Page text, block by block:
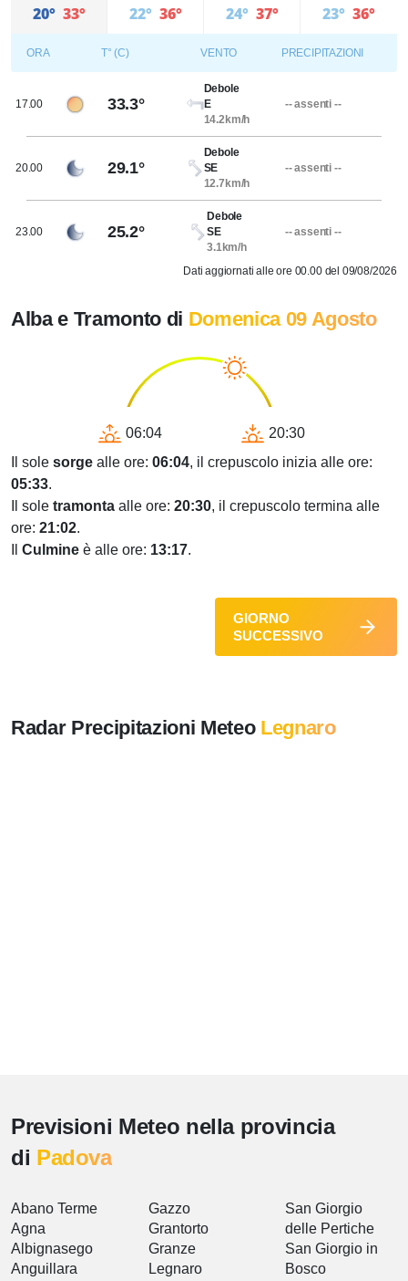
20° 33° 22° 36° 24° 37° 23° 36°
ORA T° (C) VENTO PRECIPITAZIONI
17.00 33.3°
Debole
E
14.2km/h
-- assenti --
20.00 29.1°
Debole
SE
12.7km/h
-- assenti --
23.00 25.2°
Debole
SE
3.1km/h
-- assenti --
Dati aggiornati alle ore 00.00 del 09/08/2026
Alba e Tramonto di Domenica 09 Agosto
06:04
20:30
Il sole sorge alle ore: 06:04, il crepuscolo inizia alle ore:
05:33.
Il sole tramonta alle ore: 20:30, il crepuscolo termina alle
ore: 21:02.
Culmine è alle ore: 13:17.
GIORNO
SUCCESSIVO
Radar Precipitazioni Meteo Legnaro
Previsioni Meteo nella provincia
di Padova
Abano Terme
Agna
Albignasego
Anguillara
Gazzo
Grantorto
Granze
Legnaro
San Giorgio
delle Pertiche
San Giorgio in
Bosco